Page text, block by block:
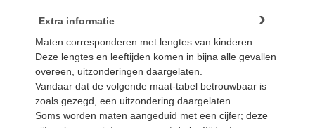
Extra informatie
Maten corresponderen met lengtes van kinderen.
Deze lengtes en leeftijden komen in bijna alle gevallen
overeen, uitzonderingen daargelaten.
Vandaar dat de volgende maat-tabel betrouwbaar is –
zoals gezegd, een uitzondering daargelaten.
Soms worden maten aangeduid met een cijfer; deze